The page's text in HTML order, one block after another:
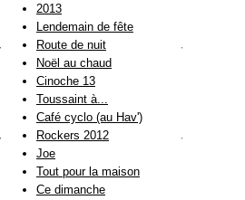
2013
Lendemain de fête
Route de nuit
Noël au chaud
Cinoche 13
Toussaint à...
Café cyclo (au Hav')
Rockers 2012
Joe
Tout pour la maison
Ce dimanche